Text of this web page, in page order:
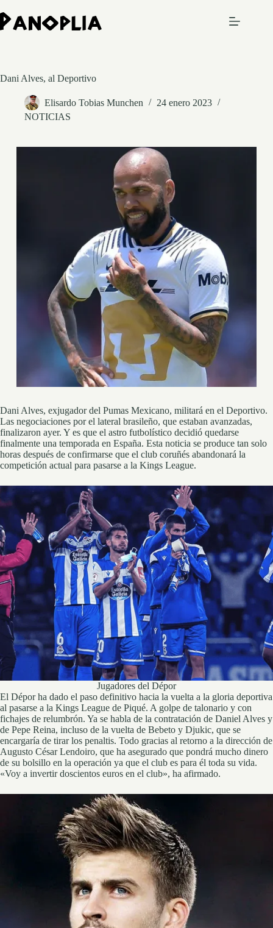
al
contenido
Dani Alves, al Deportivo
Elisardo Tobias Munchen
24 enero 2023
NOTICIAS
Dani Alves, exjugador del Pumas Mexicano, militará en el Deportivo.
Las negociaciones por el lateral brasileño, que estaban avanzadas,
finalizaron ayer. Y es que el astro futbolístico decidió quedarse
finalmente una temporada en España. Esta noticia se produce tan solo
horas después de confirmarse que el club coruñés abandonará la
competición actual para pasarse a la Kings League.
Jugadores del Dépor
El Dépor ha dado el paso definitivo hacia la vuelta a la gloria deportiva
al pasarse a la Kings League de Piqué. A golpe de talonario y con
fichajes de relumbrón. Ya se habla de la contratación de Daniel Alves y
de Pepe Reina, incluso de la vuelta de Bebeto y Djukic, que se
encargaría de tirar los penaltis. Todo gracias al retorno a la dirección de
Augusto César Lendoiro, que ha asegurado que pondrá mucho dinero
de su bolsillo en la operación ya que el club es para él toda su vida.
«Voy a invertir doscientos euros en el club», ha afirmado.